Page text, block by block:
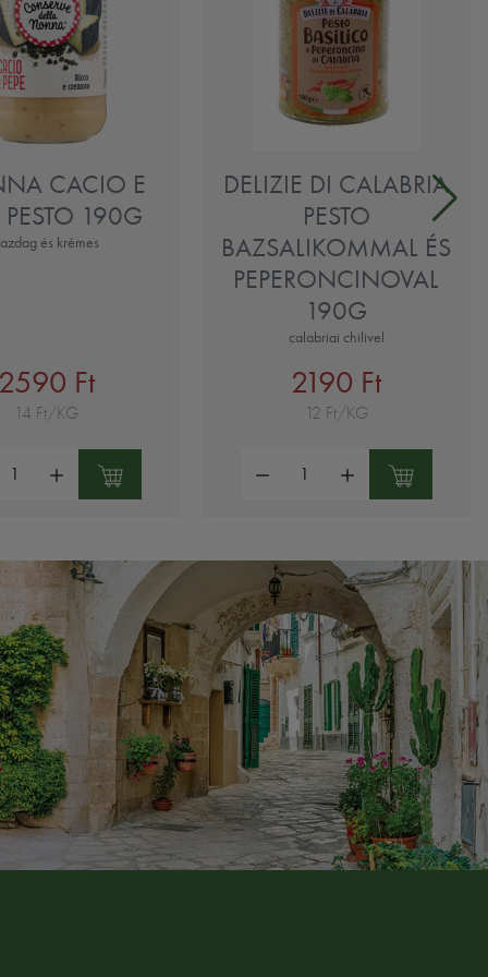
CACIO E
PESTO 190G
és krémes
Ft
14 Ft/KG
DELIZIE DI CALABRIA
PESTO
BAZSALIKOMMAL ÉS
PEPERONCINOVAL
190G
calabriai chilivel
2190 Ft
12 Ft/KG